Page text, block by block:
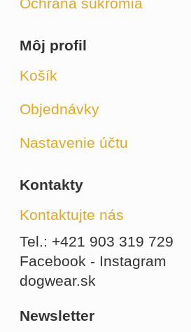
Ochrana súkromia
Môj profil
Košík
Objednávky
Nastavenie účtu
Kontakty
Kontaktujte nás
Tel.: +421 903 319 729
Facebook - Instagram
dogwear.sk
Newsletter